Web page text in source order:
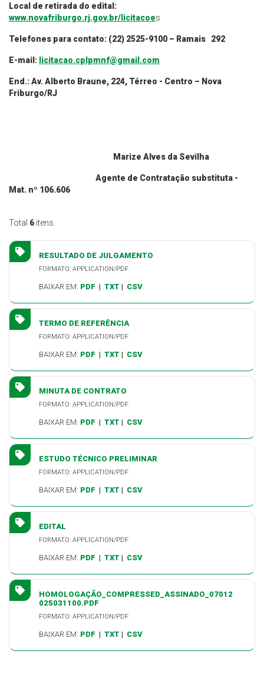
Local de retirada do edital:
www.novafriburgo.rj.gov.br/licitacoes
Telefones para contato: (22) 2525-9100 – Ramais 292
E-mail: licitacao.cplpmnf@gmail.com
End.: Av. Alberto Braune, 224, Térreo - Centro – Nova
Friburgo/RJ
Marize Alves da Sevilha
Agente de Contratação substituta -
Mat. nº 106.606
Total 6 itens.
RESULTADO DE JULGAMENTO
FORMATO: APPLICATION/PDF
BAIXAR EM: PDF | TXT | CSV
TERMO DE REFERÊNCIA
FORMATO: APPLICATION/PDF
BAIXAR EM: PDF | TXT | CSV
MINUTA DE CONTRATO
FORMATO: APPLICATION/PDF
BAIXAR EM: PDF | TXT | CSV
ESTUDO TÉCNICO PRELIMINAR
FORMATO: APPLICATION/PDF
BAIXAR EM: PDF | TXT | CSV
EDITAL
FORMATO: APPLICATION/PDF
BAIXAR EM: PDF | TXT | CSV
HOMOLOGAÇÃO_COMPRESSED_ASSINADO_07012
025031100.PDF
FORMATO: APPLICATION/PDF
BAIXAR EM: PDF | TXT | CSV